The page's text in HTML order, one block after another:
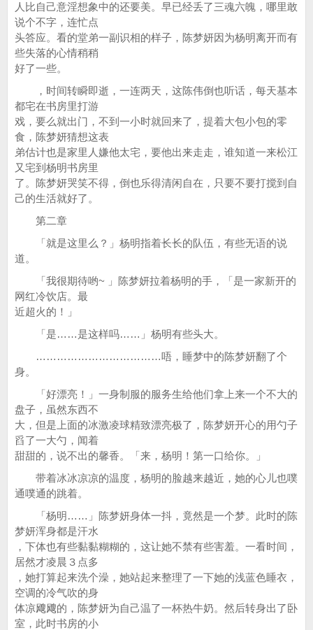
人比自己意淫想象中的还要美。早已经丢了三魂六魄，哪里敢
说个不字，连忙点
头答应。看的堂弟一副识相的样子，陈梦妍因为杨明离开而有
些失落的心情稍稍
好了一些。
，时间转瞬即逝，一连两天，这陈伟倒也听话，每天基本
都宅在书房里打游
戏，要么就出门，不到一小时就回来了，提着大包小包的零
食，陈梦妍猜想这表
弟估计也是家里人嫌他太宅，要他出来走走，谁知道一来松江
又宅到杨明书房里
了。陈梦妍哭笑不得，倒也乐得清闲自在，只要不要打搅到自
己的生活就好了。
第二章
「就是这里么？」杨明指着长长的队伍，有些无语的说
道。
「我很期待哟~ 」陈梦妍拉着杨明的手，「是一家新开的
网红冷饮店。最
近超火的！」
「是……是这样吗……」杨明有些头大。
………………………………唔，睡梦中的陈梦妍翻了个
身。
「好漂亮！」一身制服的服务生给他们拿上来一个不大的
盘子，虽然东西不
大，但是上面的冰激凌球精致漂亮极了，陈梦妍开心的用勺子
舀了一大勺，闻着
甜甜的，说不出的馨香。「来，杨明！第一口给你。」
带着冰冰凉凉的温度，杨明的脸越来越近，她的心儿也噗
通噗通的跳着。
「杨明……」陈梦妍身体一抖，竟然是一个梦。此时的陈
梦妍浑身都是汗水
，下体也有些黏黏糊糊的，这让她不禁有些害羞。一看时间，
居然才凌晨３点多
，她打算起来洗个澡，她站起来整理了一下她的浅蓝色睡衣，
空调的冷气吹的身
体凉飕飕的，陈梦妍为自己温了一杯热牛奶。然后转身出了卧
室，此时书房的小